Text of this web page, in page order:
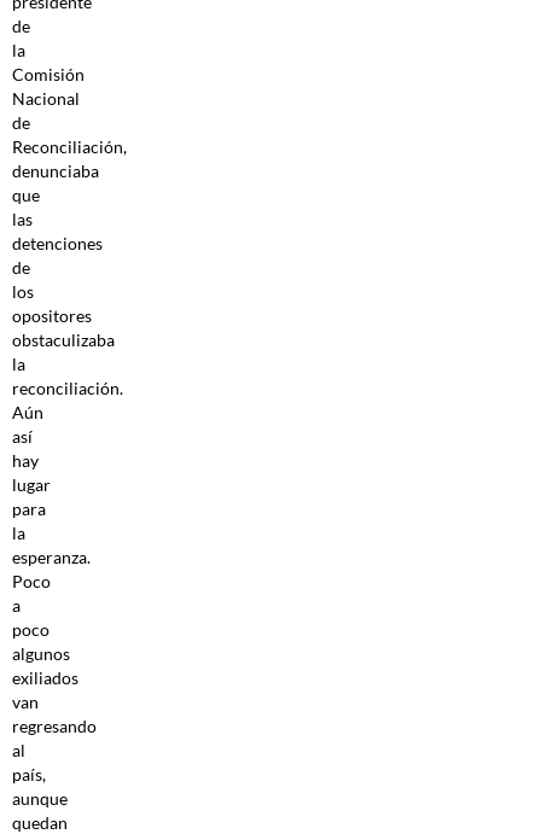
de
la
Comisión
Nacional
de
Reconciliación,
denunciaba
que
las
detenciones
de
los
opositores
obstaculizaba
la
reconciliación.
Aún
así
hay
lugar
para
la
esperanza.
Poco
a
poco
algunos
exiliados
van
regresando
al
país,
aunque
quedan